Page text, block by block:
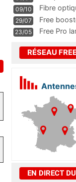
09/10
Fibre
pass
29/07
Free
23/05 Free Pro
RÉSEAU
EN DIRECT